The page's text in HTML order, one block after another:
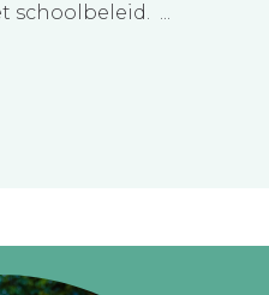
schoolbeleid. ...